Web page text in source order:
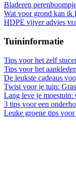
Bladeren
Wat voor grond kan ik
HDPE vijver advies
Tuininformatie
Tips voor het zelf
Tips voor het
De leukste cadeaus
Twist voor je tuin:
Lang leve je moestuin:
3 tips voor een
Leuke groene tips voor